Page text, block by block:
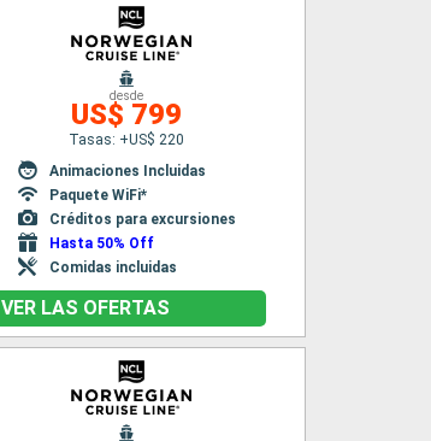
desde
US$ 799
Tasas: +US$ 220
Animaciones Incluidas
Paquete WiFi*
Créditos para excursiones
Hasta 50% Off
Comidas incluidas
VER LAS OFERTAS